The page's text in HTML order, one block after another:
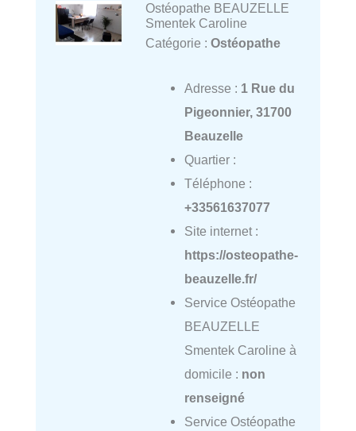
Ostéopathe BEAUZELLE
Smentek Caroline
Catégorie : Ostéopathe
Adresse : 1 Rue du
Pigeonnier, 31700
Beauzelle
Quartier :
Téléphone :
+33561637077
Site internet :
https://osteopathe-
beauzelle.fr/
Service Ostéopathe
BEAUZELLE
Smentek Caroline à
domicile : non
renseigné
Service Ostéopathe